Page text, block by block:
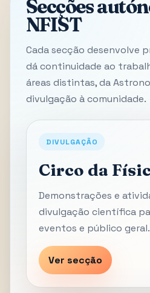
Secções
NFIST
Cada secção desenvolve
dá continuidade ao
áreas distintas, da
divulgação à comunidade.
DIVULGAÇÃO
Circo da
Demonstrações e
divulgação científica
eventos e público geral.
Ver secção